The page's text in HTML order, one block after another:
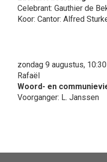
Celebrant: Gauthier de
Koor: Cantor: Alfred
zondag 9 augustus,
Rafaël
Woord- en
Voorganger: L. Janssen